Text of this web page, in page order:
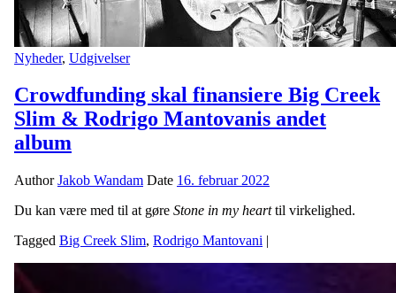
Nyheder, Udgivelser
Crowdfunding skal finansiere Big Creek
Slim & Rodrigo Mantovanis andet
album
AuthorJakob Wandam Date 16. februar 2022
Du kan være med til at gøre Stone in my hearttil virkelighed.
Tagged Big Creek Slim, Rodrigo Mantovani |